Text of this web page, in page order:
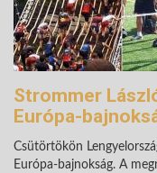
Strommer
Európa-
Csütörtökön
Európa-bajnokság. A